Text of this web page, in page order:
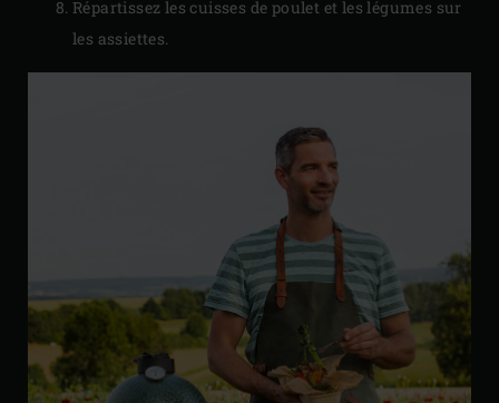
Répartissez les cuisses de poulet et les légumes sur
les assiettes.